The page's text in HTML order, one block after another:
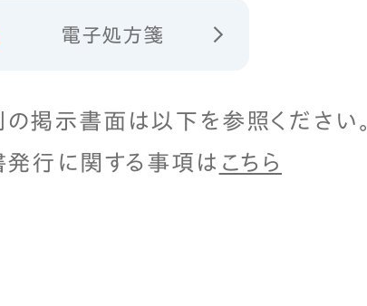
電子処方箋
掲示書面は以下を参照ください。
行に関する事項は こちら